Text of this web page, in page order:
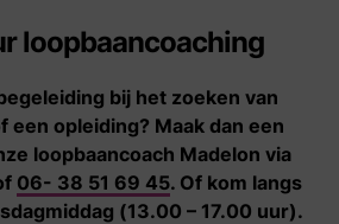
loopbaancoaching
bij het zoeken van
een opleiding? Maak dan een
loopbaancoach Madelon via
06- 38 51 69 45. Of kom langs
(13.00 – 17.00 uur).